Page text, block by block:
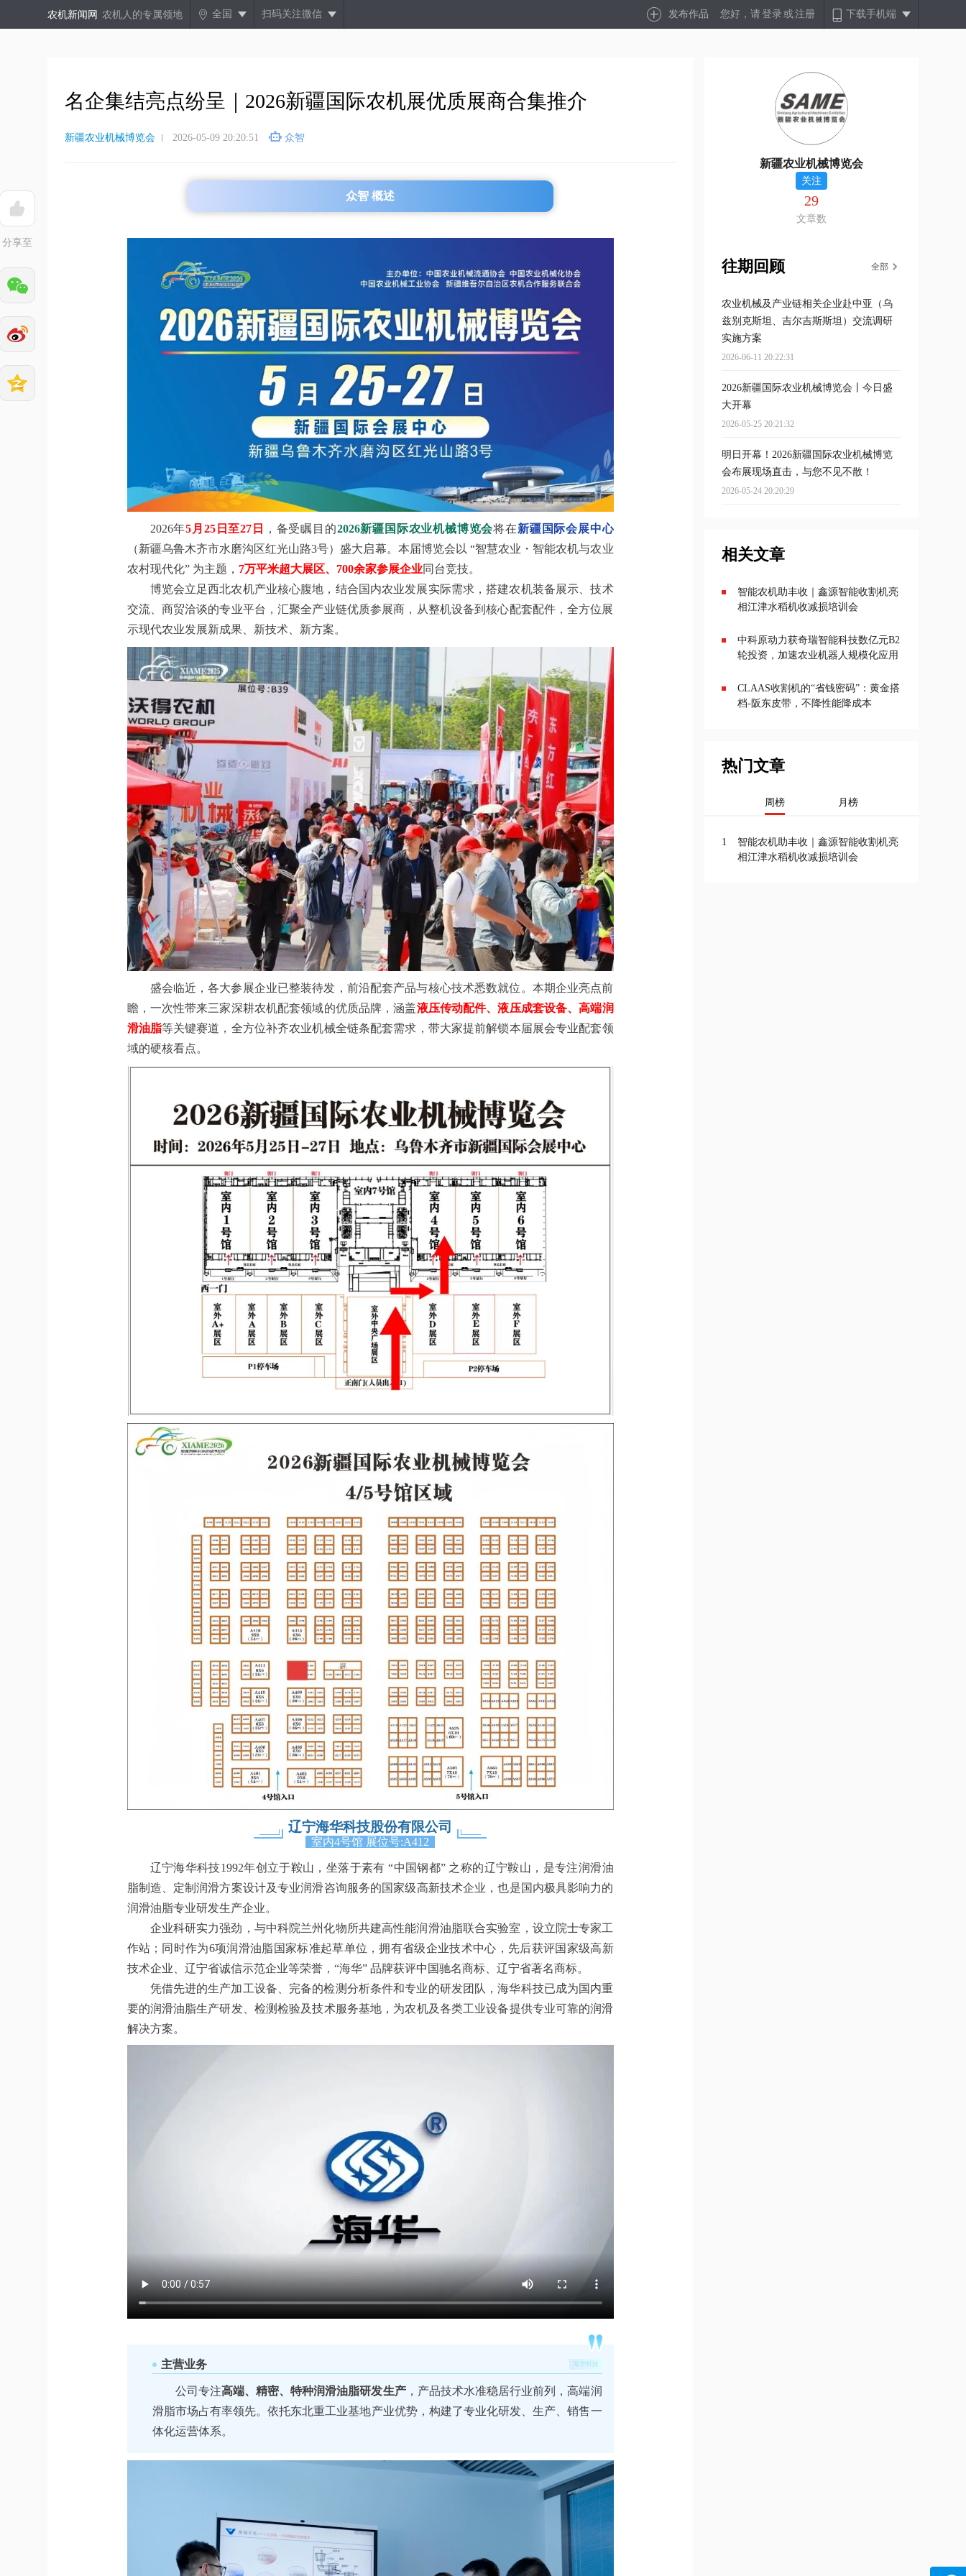
容
农机新闻网 农机人的专属领地 全国 扫码关注微信 发布作品 您好，请登录 或注册 下载手机端
名企集结亮点纷呈｜2026新疆国际农机展优质展商合集推介
新疆农业机械博览会 2026-05-09 20:20:51 众智
分享至
众智 概述
2026年5月25日至27日 ，备受瞩目的2026新疆国际农业机械博览会将在新疆国际会展中心
（新疆乌鲁木齐市水磨沟区红光山路3号）盛大启幕。 本届博览会以 “智慧农业・智能农机与农业
农村现代化” 为主题， 7万平米超大展区、700余家参展企业同台竞技。
博览会立足西北农机产业核心腹地，结合国内农业发展实际需求，搭建农机装备展示、技术
交流、商贸洽谈的专业平台，汇聚全产业链优质参展商，从整机设备到核心配套配件，全方位展
示现代农业发展新成果、新技术、新方案。
盛会临近，各大参展企业已整装待发，前沿配套产品与核心技术悉数就位。本期企业亮点前
瞻，一次性带来三家深耕农机配套领域的优质品牌，涵盖液压传动配件、液压成套设备、高端润
滑油脂等关键赛道，全方位补齐农业机械全链条配套需求，带大家提前解锁本届展会专业配套领
域的硬核看点。
辽宁海华科技股份有限公司
室内4号馆 展位号:A412
辽宁海华科技1992年创立于鞍山，坐落于素有 “中国钢都” 之称的辽宁鞍山，是专注润滑油
脂制造、定制润滑方案设计及专业润滑咨询服务的国家级高新技术企业，也是国内极具影响力的
润滑油脂专业研发生产企业。
企业科研实力强劲，与中科院兰州化物所共建高性能润滑油脂联合实验室，设立院士专家工
作站；同时作为6项润滑油脂国家标准起草单位，拥有省级企业技术中心，先后获评国家级高新
技术企业、辽宁省诚信示范企业等荣誉，“海华” 品牌获评中国驰名商标、辽宁省著名商标。
凭借先进的生产加工设备、完备的检测分析条件和专业的研发团队，海华科技已成为国内重
要的润滑油脂生产研发、检测检验及技术服务基地，为农机及各类工业设备提供专业可靠的润滑
解决方案。
主营业务 海华科技
公司专注高端、精密、特种润滑油脂研发生产，产品技术水准稳居行业前列，高端润
滑脂市场占有率领先。依托东北重工业基地产业优势，构建了专业化研发、生产、销售一
体化运营体系。
新疆农业机械博览会
关注
29
文章数
往期回顾 全部
农业机械及产业链相关企业赴中亚（乌
兹别克斯坦、吉尔吉斯斯坦）交流调研
实施方案
2026-06-11 20:22:31
2026新疆国际农业机械博览会丨今日盛
大开幕
2026-05-25 20:21:32
明日开幕！2026新疆国际农业机械博览
会布展现场直击，与您不见不散！
2026-05-24 20:20:29
相关文章
智能农机助丰收｜鑫源智能收割机亮
相江津水稻机收减损培训会
中科原动力获奇瑞智能科技数亿元B2
轮投资，加速农业机器人规模化应用
CLAAS收割机的“省钱密码”：黄金搭
档-阪东皮带，不降性能降成本
热门文章
周榜 月榜
1
智能农机助丰收｜鑫源智能收割机亮
相江津水稻机收减损培训会